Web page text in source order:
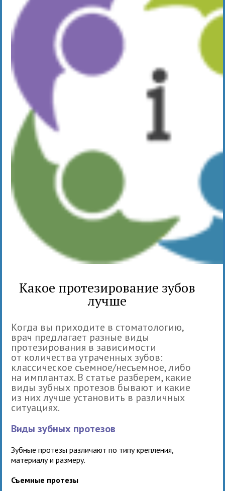
Какое протезирование зубов
лучше
Когда вы приходите в стоматологию,
врач предлагает разные виды
протезирования в зависимости
от количества утраченных зубов:
классическое съемное/несъемное, либо
на имплантах. В статье разберем, какие
виды зубных протезов бывают и какие
из них лучше установить в различных
ситуациях.
Виды зубных протезов
Зубные протезы различают по типу крепления,
материалу и размеру.
Съемные протезы